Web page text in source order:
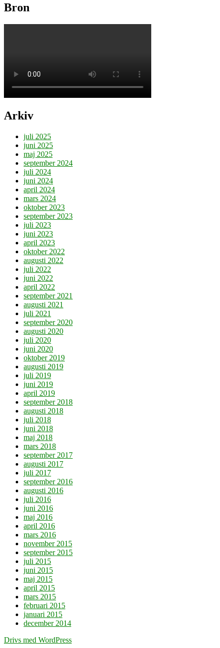
Bron
Arkiv
juli 2025
juni 2025
maj 2025
september 2024
juli 2024
juni 2024
april 2024
mars 2024
oktober 2023
september 2023
juli 2023
juni 2023
april 2023
oktober 2022
augusti 2022
juli 2022
juni 2022
april 2022
september 2021
augusti 2021
juli 2021
september 2020
augusti 2020
juli 2020
juni 2020
oktober 2019
augusti 2019
juli 2019
juni 2019
april 2019
september 2018
augusti 2018
juli 2018
juni 2018
maj 2018
mars 2018
september 2017
augusti 2017
juli 2017
september 2016
augusti 2016
juli 2016
juni 2016
maj 2016
april 2016
mars 2016
november 2015
september 2015
juli 2015
juni 2015
maj 2015
april 2015
mars 2015
februari 2015
januari 2015
december 2014
Drivs med WordPress